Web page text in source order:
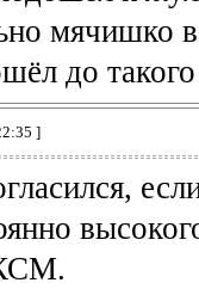
мячишко
до
]